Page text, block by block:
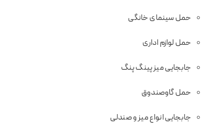
حمل سینمای خانگی
حمل لوازم اداری
جابجایی میز پینگ پنگ
حمل گاوصندوق
جابجایی انواع میز و صندلی